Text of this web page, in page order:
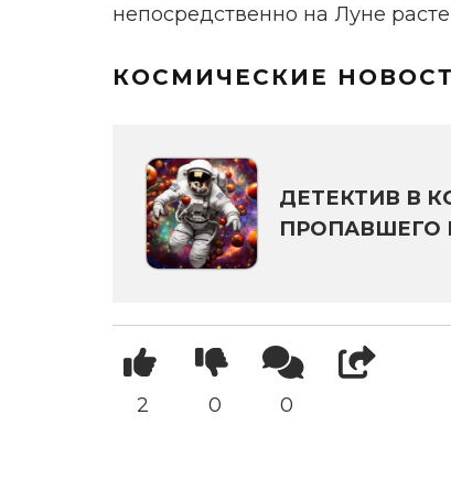
непосредственно на Луне
КОСМИЧЕСКИЕ
ДЕТЕКТИВ В
ПРОПАВШЕГО
2 0 0